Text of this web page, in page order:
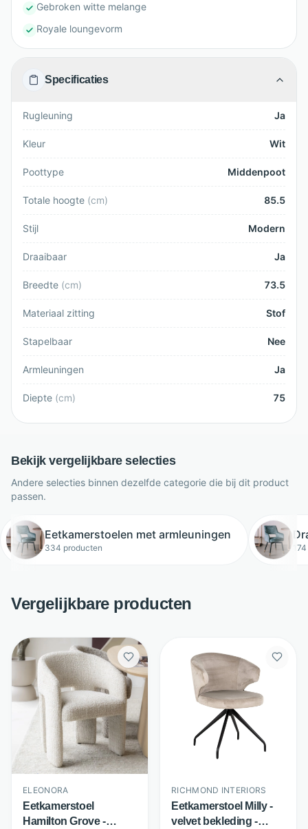
Gebroken witte melange
Royale loungevorm
Specificaties
Rugleuning Ja
Kleur Wit
Poottype Middenpoot
Totale hoogte (cm) 85.5
Stijl Modern
Draaibaar Ja
Breedte (cm) 73.5
Materiaal zitting Stof
Stapelbaar Nee
Armleuningen Ja
Diepte (cm) 75
Bekijk vergelijkbare selecties
Andere selecties binnen dezelfde categorie die bij dit product
passen.
Eetkamerstoelen met armleuningen
334 producten
Vergelijkbare producten
ELEONORA
Eetkamerstoel
Hamilton Grove -
RICHMOND INTERIORS
Eetkamerstoel Milly -
velvet bekleding -